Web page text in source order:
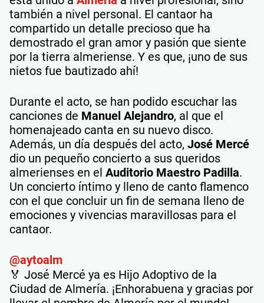
también a nivel personal. El cantaor ha
compartido un detalle precioso que ha
demostrado el gran amor y pasión que siente
por la tierra almeriense. Y es que, ¡uno de sus
nietos fue bautizado ahí!
Durante el acto, se han podido escuchar las
canciones de Manuel Alejandro, al que el
homenajeado canta en su nuevo disco.
Además, un día después del acto, José Mercé
dio un pequeño concierto a sus queridos
almerienses en el Auditorio Maestro Padilla.
Un concierto íntimo y lleno de canto flamenco
con el que concluir un fin de semana lleno de
emociones y vivencias maravillosas para el
cantaor.
@aytoalm
🏅 José Mercé ya es Hijo Adoptivo de la
Ciudad de Almería. ¡Enhorabuena y gracias por